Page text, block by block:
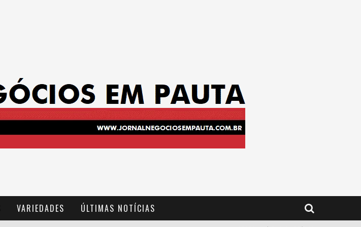
VARIEDADES ÚLTIMAS NOTÍCIAS